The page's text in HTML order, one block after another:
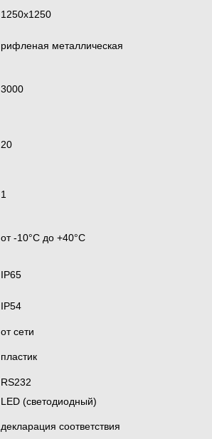
1250x1250
рифленая металлическая
3000
20
1
от -10°С до +40°С
IP65
IP54
от сети
пластик
RS232
LED (светодиодный)
декларация соответствия